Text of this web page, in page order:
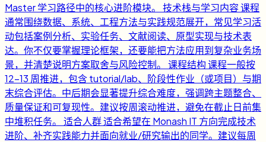
Master 学习路径中的核心进阶模块。 技术栈与学习内容 课程
通常围绕数据、系统、工程方法与实践规范展开，常见学习活
动包括案例分析、实验任务、文献阅读、原型实现与技术表
达。你不仅要掌握理论框架，还要能把方法应用到复杂业务场
景，并清楚说明方案取舍与风险控制。 课程结构 课程一般按
12-13 周推进，包含 tutorial/lab、阶段性作业（或项目）与期
末综合评估。中后期会显著提升综合难度，强调跨主题整合、
质量保证和可复现性。建议按周滚动推进，避免在截止日前集
中堆积任务。 适合人群 适合希望在 Monash IT 方向完成技术
进阶、补齐实践能力并面向就业/研究输出的同学。建议每周